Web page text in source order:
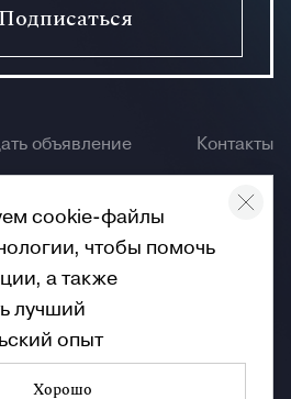
Подписаться
объявление
Контакты
cookie-файлы
чтобы помочь
а также
лучший
опыт
Хорошо